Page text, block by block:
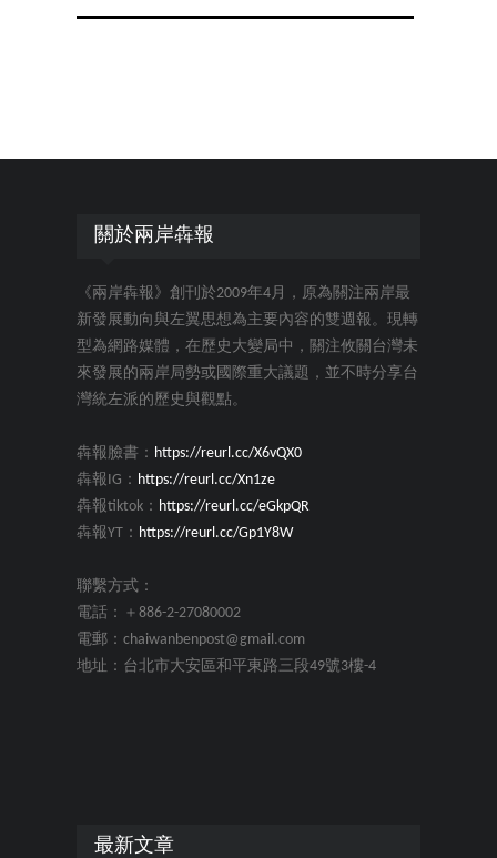
關於兩岸犇報
《兩岸犇報》創刊於2009年4月，原為關注兩岸最
新發展動向與左翼思想為主要內容的雙週報。現轉
型為網路媒體，在歷史大變局中，關注攸關台灣未
來發展的兩岸局勢或國際重大議題，並不時分享台
灣統左派的歷史與觀點。
犇報臉書： https://reurl.cc/X6vQX0
犇報IG： https://reurl.cc/Xn1ze
犇報tiktok： https://reurl.cc/eGkpQR
犇報YT： https://reurl.cc/Gp1Y8W
聯繫方式：
電話：＋886-2-27080002
電郵：chaiwanbenpost@gmail.com
地址：台北市大安區和平東路三段49號3樓-4
最新文章